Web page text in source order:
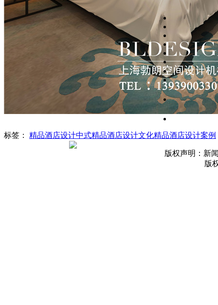
标签： 精品酒店设计中式精品酒店设计文化精品酒店设计案例
版权声明：新
版